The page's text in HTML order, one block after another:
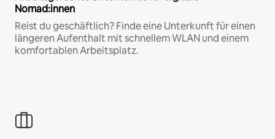
Nomad:innen
Reist du geschäftlich? Finde eine Unterkunft für einen
längeren Aufenthalt mit schnellem WLAN und einem
komfortablen Arbeitsplatz.